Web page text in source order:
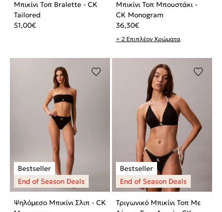
Μπικίνι Τοπ Bralette - CK
Tailored
51,00€
Μπικίνι Τοπ Μπουστάκι -
CK Monogram
36,30€
+ 2 Επιπλέον Χρώματα
Ψηλόμεσο Μπικίνι Σλιπ - CK
Τριγωνικό Μπικίνι Τοπ Με